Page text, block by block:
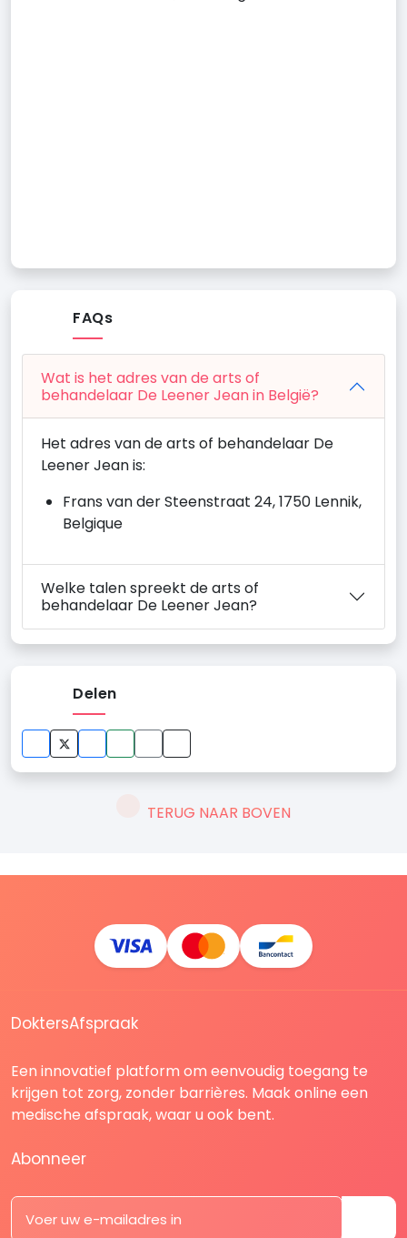
FAQs
Wat is het adres van de arts of
behandelaar De Leener Jean in België?
Het adres van de arts of behandelaar De
Leener Jean is:
Frans van der Steenstraat 24, 1750 Lennik,
Belgique
Welke talen spreekt de arts of
behandelaar De Leener Jean?
Delen
TERUG NAAR BOVEN
DoktersAfspraak
Een innovatief platform om eenvoudig toegang te
krijgen tot zorg, zonder barrières. Maak online een
medische afspraak, waar u ook bent.
Abonneer